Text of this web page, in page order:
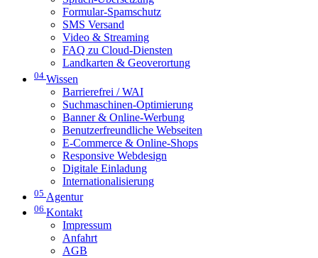
Formular-Spamschutz
SMS Versand
Video & Streaming
FAQ zu Cloud-Diensten
Landkarten & Geoverortung
04 Wissen
Barrierefrei / WAI
Suchmaschinen-Optimierung
Banner & Online-Werbung
Benutzerfreundliche Webseiten
E-Commerce & Online-Shops
Responsive Webdesign
Digitale Einladung
Internationalisierung
05 Agentur
06 Kontakt
Impressum
Anfahrt
AGB